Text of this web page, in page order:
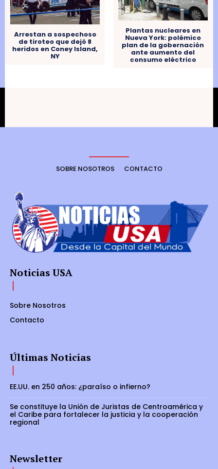
Arrestan a sospechoso
de tiroteo que dejó 8
heridos en Coney Island,
NY
Plantas nucleares en
Nueva York: polémico
plan de la gobernación
ante aumento del
consumo eléctrico
SOBRE NOSOTROS CONTACTO
Noticias USA
Sobre Nosotros
Contacto
Últimas Noticias
EE.UU. en 250 años: ¿paraíso o infierno?
Se constituye la Unión de Juristas de Centroamérica y
el Caribe para fortalecer la justicia y la cooperación
regional
Newsletter